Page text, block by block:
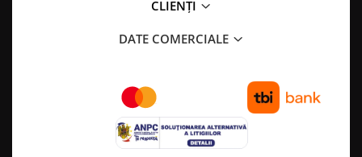
CLIENȚI
DATE COMERCIALE